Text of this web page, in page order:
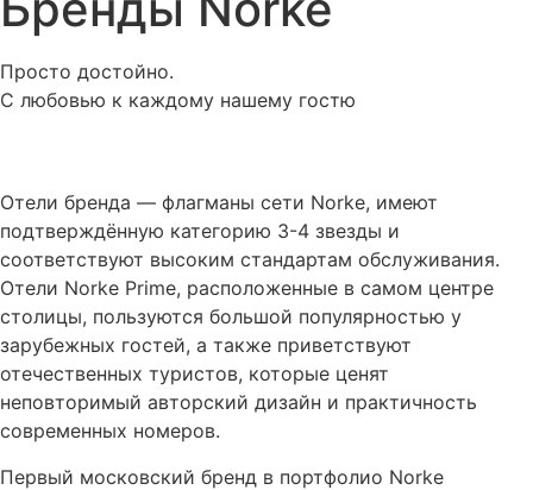
Просто достойно.
С любовью к каждому нашему гостю
Отели бренда — флагманы сети Norke, имеют
подтверждённую категорию 3-4 звезды и
соответствуют высоким стандартам обслуживания.
Отели Norke Prime, расположенные в самом центре
столицы, пользуются большой популярностью у
зарубежных гостей, а также приветствуют
отечественных туристов, которые ценят
неповторимый авторский дизайн и практичность
современных номеров.
Первый московский бренд в портфолио Norke